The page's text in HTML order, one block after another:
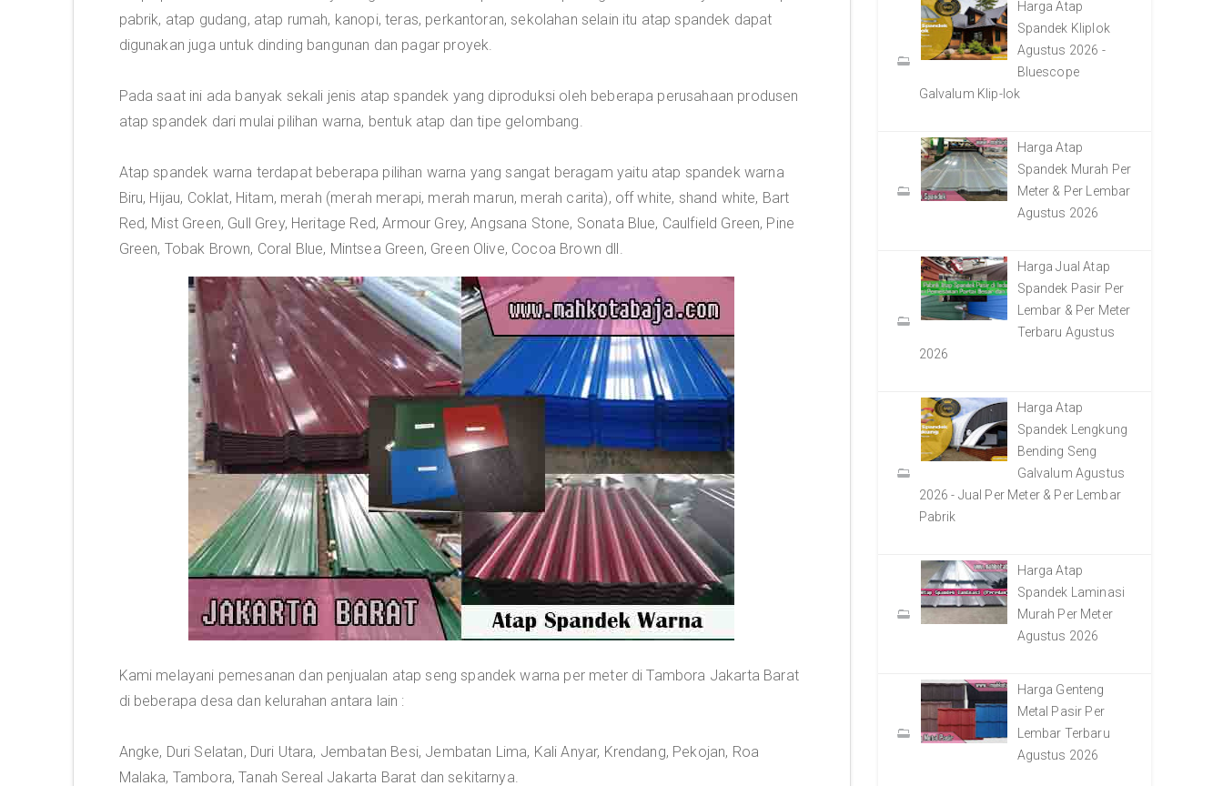
pabrik, atap gudang, atap rumah, kanopi, teras, perkantoran, sekolahan selain itu atap spandek dapat
digunakan juga untuk dinding bangunan dan pagar proyek.
Pada saat ini ada banyak sekali jenis atap spandek yang diproduksi oleh beberapa perusahaan produsen
atap spandek dari mulai pilihan warna, bentuk atap dan tipe gelombang.
Atap spandek warna terdapat beberapa pilihan warna yang sangat beragam yaitu atap spandek warna
Biru, Hijau, Coklat, Hitam, merah (merah merapi, merah marun, merah carita), off white, shand white, Bart
Red, Mist Green, Gull Grey, Heritage Red, Armour Grey, Angsana Stone, Sonata Blue, Caulfield Green, Pine
Green, Tobak Brown, Coral Blue, Mintsea Green, Green Olive, Cocoa Brown dll.
Kami melayani pemesanan dan penjualan atap seng spandek warna per meter di Tambora Jakarta Barat
di beberapa desa dan kelurahan antara lain :
Angke, Duri Selatan, Duri Utara, Jembatan Besi, Jembatan Lima, Kali Anyar, Krendang, Pekojan, Roa
Malaka, Tambora, Tanah Sereal Jakarta Barat dan sekitarnya.
Harga Atap
Spandek Kliplok
Agustus 2026 -
Bluescope
Galvalum Klip-lok
Harga Atap
Spandek Murah Per
Meter & Per Lembar
Agustus 2026
Harga Jual Atap
Spandek Pasir Per
Lembar & Per Meter
Terbaru Agustus
2026
Harga Atap
Spandek Lengkung
Bending Seng
Galvalum Agustus
2026 - Jual Per Meter & Per Lembar
Pabrik
Harga Atap
Spandek Laminasi
Murah Per Meter
Agustus 2026
Harga Genteng
Metal Pasir Per
Lembar Terbaru
Agustus 2026